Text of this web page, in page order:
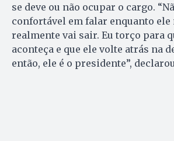
se deve ou não ocupar o cargo.
confortável em falar enquanto
realmente vai sair. Eu torço para
aconteça e que ele volte atrás na
então, ele é o presidente”,